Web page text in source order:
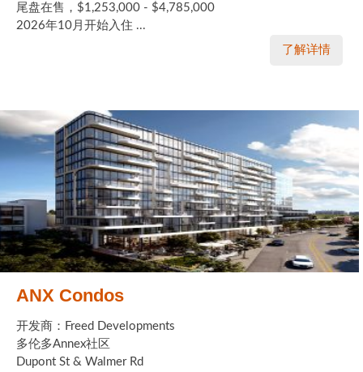
尾盘在售，$1,253,000 - $4,785,000
2026年10月开始入住 ...
了解详情
ANX Condos
开发商：Freed Developments
多伦多Annex社区
Dupont St & Walmer Rd